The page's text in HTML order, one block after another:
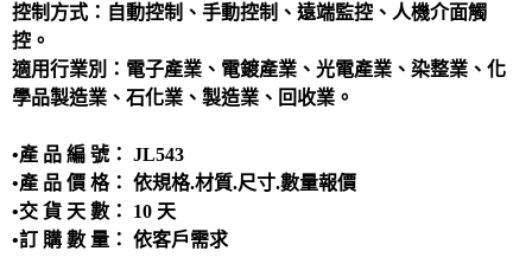
管路配置工程
攪拌槽
耐酸鹼、防腐蝕設備、槽體、製品結構工程
控制方式：自動控制、手動控制、遠端監控、人機介面觸
控。
適用行業別：電子產業、電鍍產業、光電產業、染整業、化
學品製造業、石化業、製造業、回收業。
•產 品 編 號： JL543
•產 品 價 格： 依規格.材質.尺寸.數量報價
•交 貨 天 數： 10 天
•訂 購 數 量： 依客戶需求